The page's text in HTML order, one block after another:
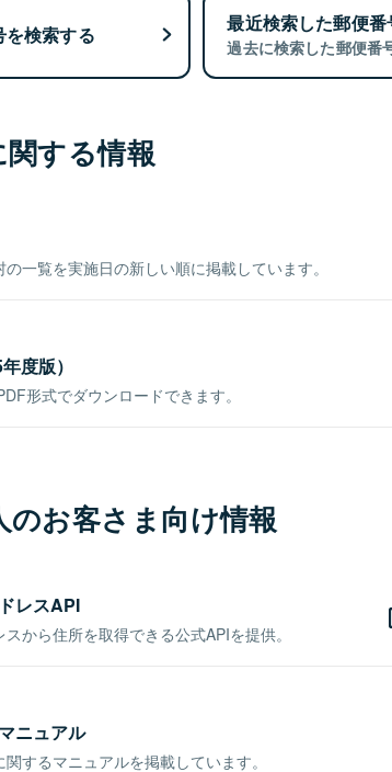
検索する 最近検索した郵便番
過去に検索した郵便番
する情報
一覧を実施日の新しい順に掲載しています。
度版）
形式でダウンロードできます。
のお客さま向け情報
レスAPI
から住所を取得できる公式APIを提供。
ニュアル
するマニュアルを掲載しています。